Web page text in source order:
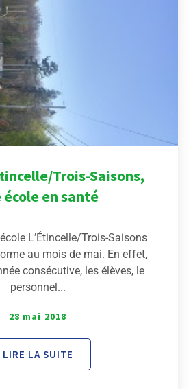
Trois-Saisons,
école en santé
L’Étincelle/Trois-Saisons
au mois de mai. En effet,
consécutive, les élèves, le
personnel...
28 mai 2018
LIRE LA SUITE